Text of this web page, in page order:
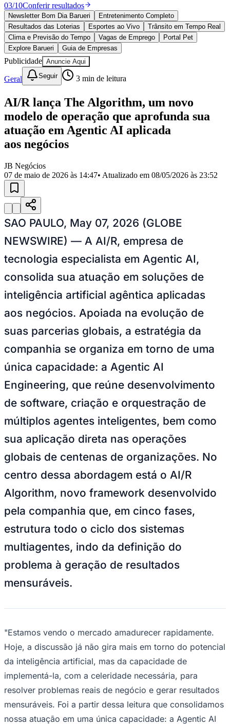
Esportes
Saúde
Segurança
Cultura
Meio Ambiente
Obras
Educação
Bairros de Barueri
Selecione sua região Para notícias da sua região
AldeiaAldeia da Serra Aldeia de BarueriAlphavilleBairro
JubranBelval BethavilleBoa
VistaCalifórniaCarapicuíba
MilitarItapevi
CalifórniaJardim dos AltosJardim dos CamargosJardim
Esperança
Julio
MutingaJardim Paraíso
Luís
Jardim São Pedro
TupãJardim Tupanci MutingaNova AldeinhaOsascoParque dos
Camargos Parque ImperialParque Santa LuziaParque Viana
do Bom JesusRecanto PhrynéaSantana de
ParnaíbaSilveiraTamboréVale do Sol Vila Barros Vila Boa Vista
do CondeVila Engenho NovoVila Márcia Vila Nossa Sra. da
Escada
Vila Porto
Votupoca
Para Sua Empresa
Anuncie no Portal
Guia de Empresas
Divulgar Vagas
Novo
Publicidade Legal
Negócios Regionais
Turismo
Segurança Regional
Hospitais Estaduais
Parques & Represas
Cidades da Região
Santana de Parnaíba
OsascoCarapicuíbaJandiraItapeviCotiaPirapora
Araçariguama Caieiras
Franco da
RochaFrancisco MoratoTaboão da SerraEmbu das Artes São Roque
Para Sua Empresa
Anuncie Regional
Guia de Empresas
Guia Comercial
Selo Verificado
Portal Educacional
Agenda de Vestibulares
Vagas de Emprego
Panorama Econômico
Panorama Econômico
Anuncie no Portal
Publicidade Legal
NFL
Fórmula 1
UFC
Tênis (ATP)
MLB
NHL
Atletismo
03/10Conferir resultados
Newsletter Bom Dia Barueri
Entretenimento Completo
Resultados das Loterias
Esportes ao Vivo
Trânsito em Tempo Real
Clima e Previsão do Tempo
Vagas de Emprego
Portal Pet
Explore Barueri
Guia de Empresas
Publicidade Anuncie Aqui
Geral Seguir 3 min de leitura
AI/R lança The Algorithm, um novo
modelo de operação que aprofunda sua
atuação em Agentic AI aplicada
aos negócios
JB Negócios
07 de maio de 2026 às 14:47• Atualizado em 08/05/2026 às 23:52
SAO PAULO, May 07, 2026 (GLOBE
NEWSWIRE) — A AI/R, empresa de
tecnologia especialista em Agentic AI,
consolida sua atuação em soluções de
inteligência artificial agêntica aplicadas
aos negócios. Apoiada na evolução de
suas parcerias globais, a estratégia da
companhia se organiza em torno de uma
única capacidade: a Agentic AI
Engineering, que reúne desenvolvimento
de software, criação e orquestração de
múltiplos agentes inteligentes, bem como
sua aplicação direta nas operações
globais de centenas de organizações. No
centro dessa abordagem está o AI/R
Algorithm, novo framework desenvolvido
pela companhia que, em cinco fases,
estrutura todo o ciclo dos sistemas
multiagentes, indo da definição do
problema à geração de resultados
mensuráveis.
"Estamos vendo o mercado amadurecer rapidamente.
Hoje, a discussão já não gira mais em torno do potencial
da inteligência artificial, mas da capacidade de
implementá-la, com a celeridade necessária, para
resolver problemas reais de negócio e gerar resultados
mensuráveis. Foi a partir dessa leitura que consolidamos
nossa atuação em uma única capacidade: a Agentic AI